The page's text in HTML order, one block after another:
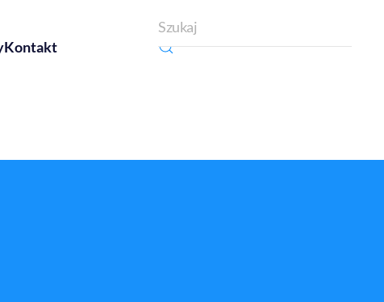
Kontakt